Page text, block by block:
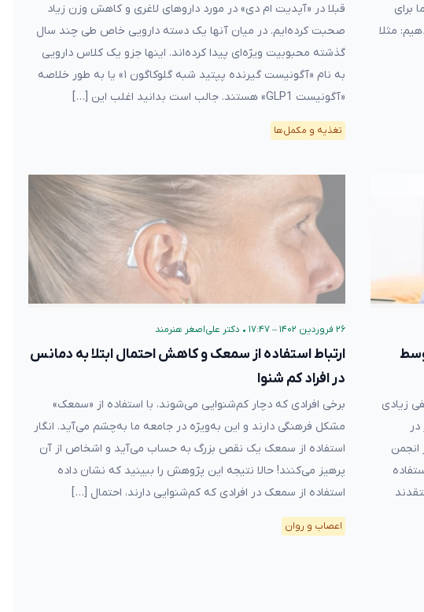
برای
مثلا
قبلا در «آپدیت ام دی» در مورد داروهای لاغری و کاهش وزن زیاد
صحبت کرده‌ایم. در میان آنها یک دسته دارویی خاص طی چند سال
گذشته محبوبیت ویژه‌ای پیدا کرده‌اند. اینها جزو یک کلاس دارویی
به نام «آگونیست گیرنده پپتید شبه گلوکاگون ۱» یا به طور خلاصه
«آگونیست GLP1» هستند. جالب است بدانید اغلب این […]
تغذیه و مکمل‌ها
زیادی
انجمن
برای استفاده
۲۶ فروردین ۱۴۰۲ – ۱۷:۴۷ • دکتر علی‌اصغر هنرمند
ارتباط استفاده از سمعک و کاهش احتمال ابتلا به دمانس
در افراد کم شنوا
برخی افرادی که دچار کم‌شنوایی می‌شوند، با استفاده از «سمعک»
مشکل فرهنگی دارند و این به‌ویژه در جامعه ما به‌چشم می‌آید. انگار
استفاده از سمعک یک نقص بزرگ به حساب می‌آید و اشخاص از آن
پرهیز می‌کنند! حالا نتیجه این پژوهش را ببینید که نشان داده
استفاده از سمعک در افرادی که کم‌شنوایی دارند، احتمال […]
اعصاب و روان